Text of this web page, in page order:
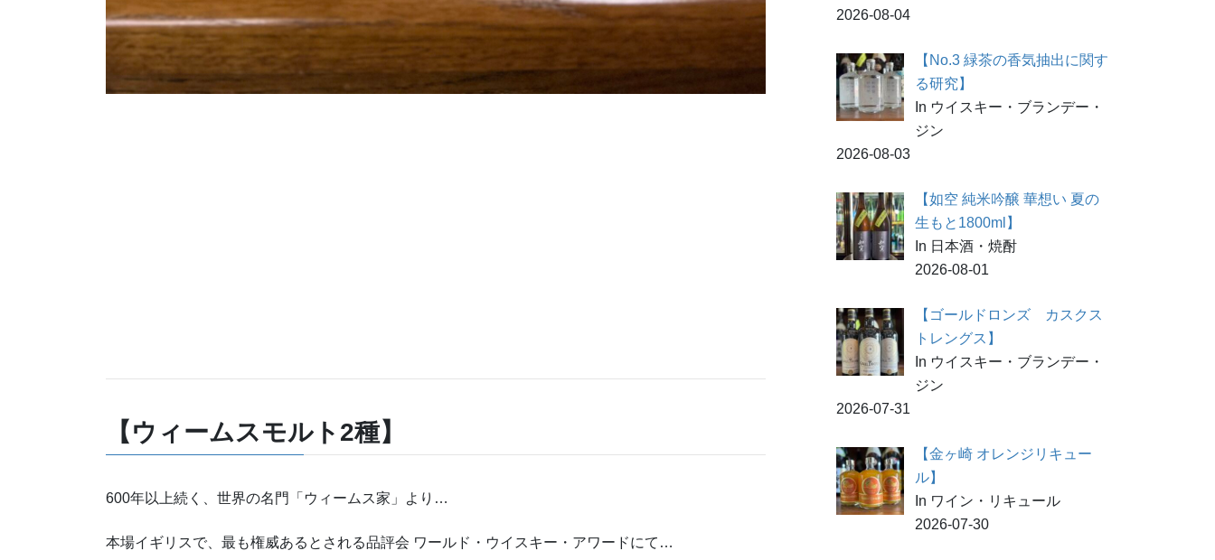
【ウィームスモルト2種】
600年以上続く、世界の名門「ウィームス家」より…
本場イギリスで、最も権威あるとされる品評会 ワールド・ウイスキー・アワードにて…
2026-08-04
【No.3 緑茶の香気抽出に関す
る研究】
In ウイスキー・ブランデー・
ジン
2026-08-03
【如空 純米吟醸 華想い 夏の
生もと1800ml】
In 日本酒・焼酎
2026-08-01
【ゴールドロンズ カスクス
トレングス】
In ウイスキー・ブランデー・
ジン
2026-07-31
【金ヶ崎 オレンジリキュー
ル】
In ワイン・リキュール
2026-07-30